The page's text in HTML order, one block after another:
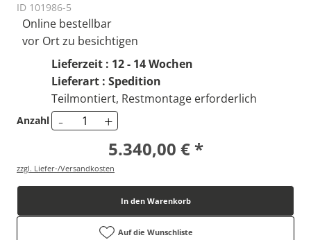
ID 101986-5
Online bestellbar
vor Ort zu besichtigen
Lieferzeit : 12 - 14 Wochen
Lieferart : Spedition
Teilmontiert, Restmontage erforderlich
Anzahl - +
5.340,00 € *
zzgl. Liefer-/Versandkosten
In den Warenkorb
Auf die Wunschliste